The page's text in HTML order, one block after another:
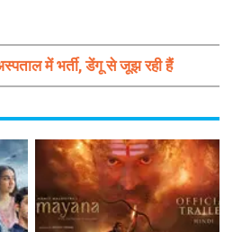
में भर्ती, डेंगू से जूझ रही हैं